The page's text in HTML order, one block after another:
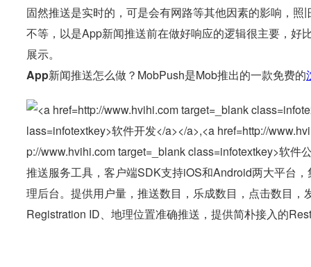
固然推送是实时的，可是会有网路等其他因素的影响，
不等，以是App新闻推送前在做好响应的逻辑很主要，
展示。
App新闻推送怎么做？MobPush是Mob推出的一款免费的
推送服务工具，客户端SDK支持iOS和Android两大平台
理后台。提供用户量，推送数目，乐成数目，点击数目
Registration ID、地理位置准确推送，提供简朴接入的